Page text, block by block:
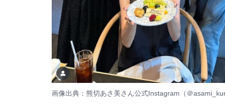
画像出典：熊切あさ美さん公式Instagram（ ＠